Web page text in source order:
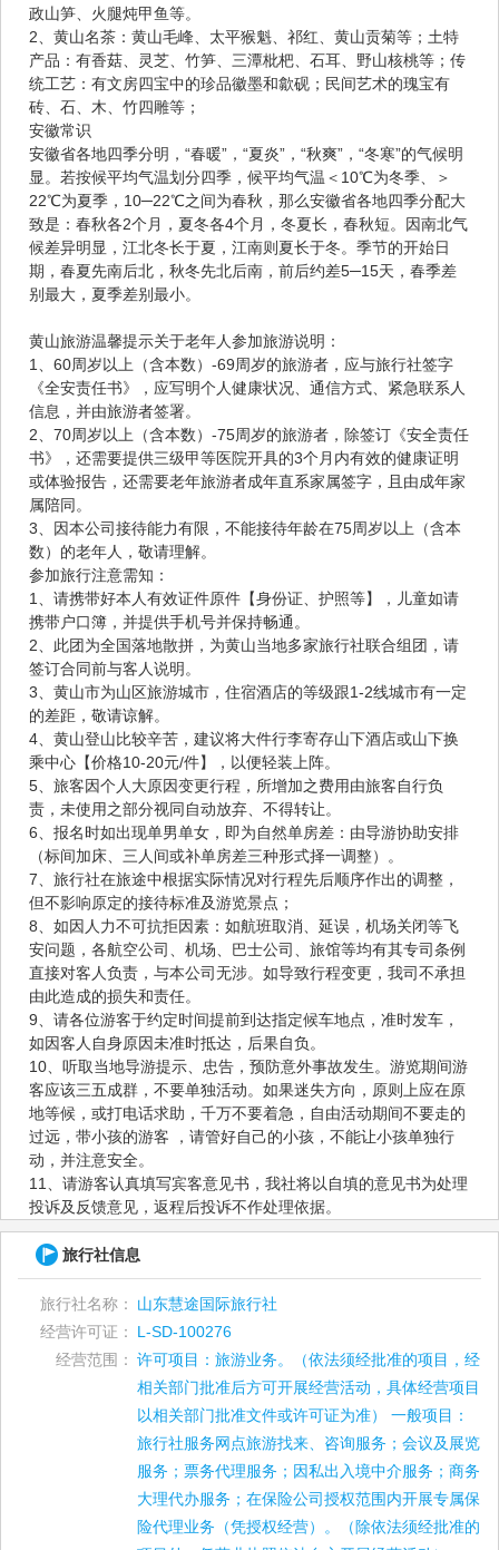
政山笋、火腿炖甲鱼等。
2、黄山名茶：黄山毛峰、太平猴魁、祁红、黄山贡菊等；土特
产品：有香菇、灵芝、竹笋、三潭枇杷、石耳、野山核桃等；传
统工艺：有文房四宝中的珍品徽墨和歙砚；民间艺术的瑰宝有
砖、石、木、竹四雕等；
安徽常识
安徽省各地四季分明，“春暖”，“夏炎”，“秋爽”，“冬寒”的气候明
显。若按候平均气温划分四季，候平均气温＜10℃为冬季、＞
22℃为夏季，10─22℃之间为春秋，那么安徽省各地四季分配大
致是：春秋各2个月，夏冬各4个月，冬夏长，春秋短。因南北气
候差异明显，江北冬长于夏，江南则夏长于冬。季节的开始日
期，春夏先南后北，秋冬先北后南，前后约差5─15天，春季差
别最大，夏季差别最小。
黄山旅游温馨提示关于老年人参加旅游说明：
1、60周岁以上（含本数）-69周岁的旅游者，应与旅行社签字
《全安责任书》，应写明个人健康状况、通信方式、紧急联系人
信息，并由旅游者签署。
2、70周岁以上（含本数）-75周岁的旅游者，除签订《安全责任
书》，还需要提供三级甲等医院开具的3个月内有效的健康证明
或体验报告，还需要老年旅游者成年直系家属签字，且由成年家
属陪同。
3、因本公司接待能力有限，不能接待年龄在75周岁以上（含本
数）的老年人，敬请理解。
参加旅行注意需知：
1、请携带好本人有效证件原件【身份证、护照等】，儿童如请
携带户口簿，并提供手机号并保持畅通。
2、此团为全国落地散拼，为黄山当地多家旅行社联合组团，请
签订合同前与客人说明。
3、黄山市为山区旅游城市，住宿酒店的等级跟1-2线城市有一定
的差距，敬请谅解。
4、黄山登山比较辛苦，建议将大件行李寄存山下酒店或山下换
乘中心【价格10-20元/件】，以便轻装上阵。
5、旅客因个人大原因变更行程，所增加之费用由旅客自行负
责，未使用之部分视同自动放弃、不得转让。
6、报名时如出现单男单女，即为自然单房差：由导游协助安排
（标间加床、三人间或补单房差三种形式择一调整）。
7、旅行社在旅途中根据实际情况对行程先后顺序作出的调整，
但不影响原定的接待标准及游览景点；
8、如因人力不可抗拒因素：如航班取消、延误，机场关闭等飞
安问题，各航空公司、机场、巴士公司、旅馆等均有其专司条例
直接对客人负责，与本公司无涉。如导致行程变更，我司不承担
由此造成的损失和责任。
9、请各位游客于约定时间提前到达指定候车地点，准时发车，
如因客人自身原因未准时抵达，后果自负。
10、听取当地导游提示、忠告，预防意外事故发生。游览期间游
客应该三五成群，不要单独活动。如果迷失方向，原则上应在原
地等候，或打电话求助，千万不要着急，自由活动期间不要走的
过远，带小孩的游客 ，请管好自己的小孩，不能让小孩单独行
动，并注意安全。
11、请游客认真填写宾客意见书，我社将以自填的意见书为处理
投诉及反馈意见，返程后投诉不作处理依据。
旅行社信息
旅行社名称：
山东慧途国际旅行社
经营许可证：
L-SD-100276
经营范围： 许可项目：旅游业务。（依法须经批准的项目，经
相关部门批准后方可开展经营活动，具体经营项目
以相关部门批准文件或许可证为准） 一般项目：
旅行社服务网点旅游找来、咨询服务；会议及展览
服务；票务代理服务；因私出入境中介服务；商务
大理代办服务；在保险公司授权范围内开展专属保
险代理业务（凭授权经营）。（除依法须经批准的